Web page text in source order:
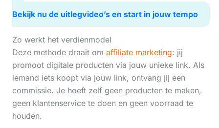
Bekijk nu de uitlegvideo’s en start in jouw tempo
Zo werkt het verdienmodel
Deze methode draait om affiliate marketing: jij
promoot digitale producten via jouw unieke link. Als
iemand iets koopt via jouw link, ontvang jij een
commissie. Je hoeft zelf geen producten te maken,
geen klantenservice te doen en geen voorraad te
houden.